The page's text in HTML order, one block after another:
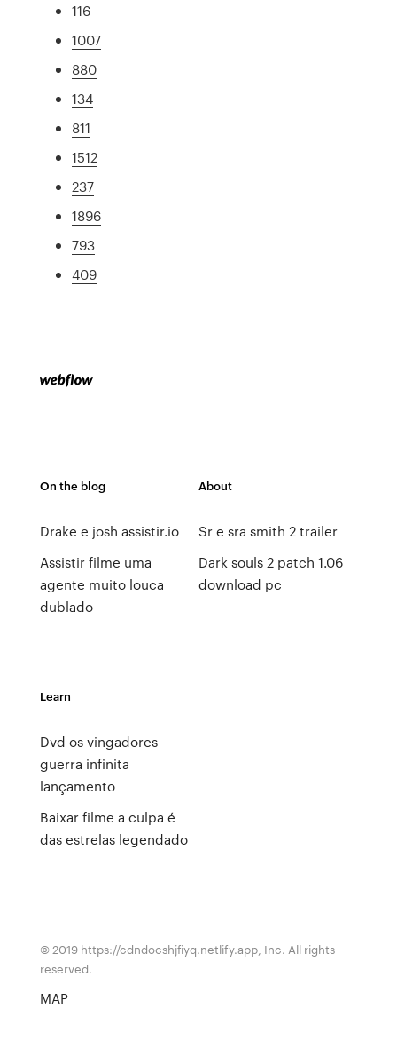
116
1007
880
134
811
1512
237
1896
793
409
On the blog
Drake e josh assistir.io
Assistir filme uma
agente muito louca
dublado
About
Sr e sra smith 2 trailer
Dark souls 2 patch 1.06
download pc
Learn
Dvd os vingadores
guerra infinita
lançamento
Baixar filme a culpa é
das estrelas legendado
© 2019 https://cdndocshjfiyq.netlify.app, Inc. All rights
reserved.
MAP